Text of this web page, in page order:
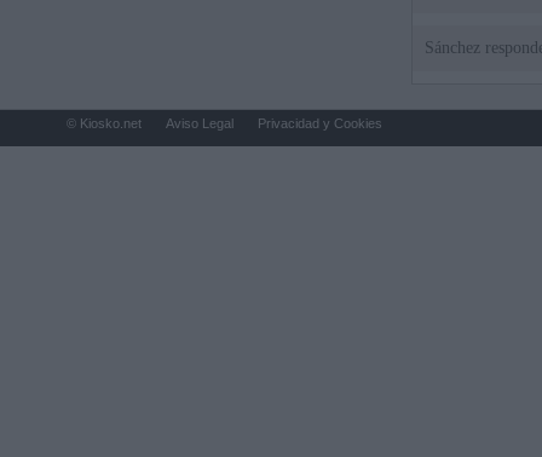
Sánchez
© Kiosko.net Aviso Legal Privacidad y Cookies